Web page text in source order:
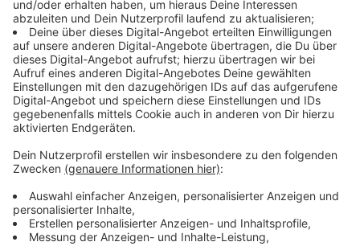
Ein Mann musste ins Krankenhaus gebracht werden.
Anschließend löschten die Einsatzkräfte die Flammen.
Am Vormittag meldete sich dann ein Mieter des
Hauses bei der Polizei und gab zu, den Brand gelegt zu
haben. Gegen ihn wird jetzt ermittelt, unter anderem
wegen mehrfacher versuchter Tötung.
Weitere Infos und Links zum Thema
Anzeige